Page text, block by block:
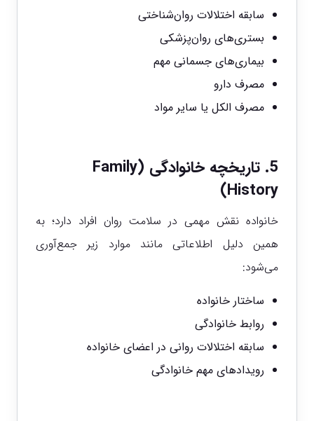
سابقه اختلالات روان‌شناختی
بستری‌های روان‌پزشکی
بیماری‌های جسمانی مهم
مصرف دارو
مصرف الکل یا سایر مواد
5. تاریخچه خانوادگی (Family
History)
خانواده نقش مهمی در سلامت روان افراد دارد؛ به
همین دلیل اطلاعاتی مانند موارد زیر جمع‌آوری
می‌شود:
ساختار خانواده
روابط خانوادگی
سابقه اختلالات روانی در اعضای خانواده
رویدادهای مهم خانوادگی